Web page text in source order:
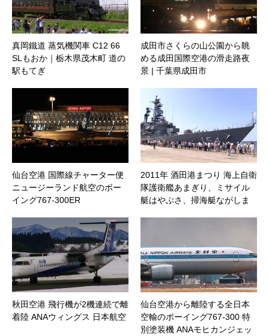
真岡鐵道 蒸気機関車 C12 66
SLもおか｜栃木県茂木町 道の
駅もてぎ
成田市さくらの山公園から眺
める成田国際空港の滑走路夜
景 | 千葉県成田市
仙台空港 国際線チャーター便
ニュージーランド航空のボー
イング767-300ER
2011年 酒田港まつり 海上自衛
隊護衛艦あまぎり、ミサイル
艇はやぶさ、掃海艇ながしま
秋田空港 飛行機が2機連続で離
着陸 ANAウィングス 日本航空
仙台空港から離陸する全日本
空輸のボーイング767-300 特
別塗装機 ANAモヒカンジェッ